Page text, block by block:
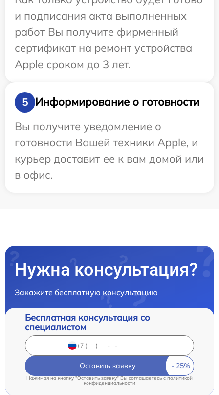
и подписания акта выполненных
работ Вы получите фирменный
сертификат на ремонт устройства
Apple сроком до 3 лет.
5
Информирование о готовности
Вы получите уведомление о
готовности Вашей техники Apple, и
курьер доставит ее к вам домой или
в офис.
Нужна консультация?
Закажите бесплатную консультацию
Бесплатная консультация со
специалистом
Оставить заявку
Нажимая на кнопку "Оставить заявку" Вы соглашаетесь cполитикой
конфиденциальности